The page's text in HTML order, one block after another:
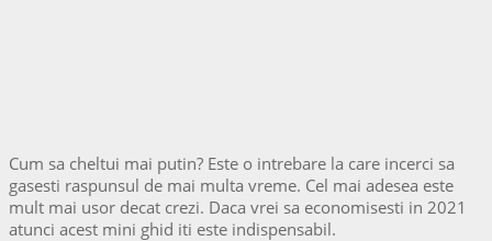
Cum sa cheltui mai putin? Este o intrebare la care incerci sa
gasesti raspunsul de mai multa vreme. Cel mai adesea este
mult mai usor decat crezi. Daca vrei sa economisesti in 2021
atunci acest mini ghid iti este indispensabil.